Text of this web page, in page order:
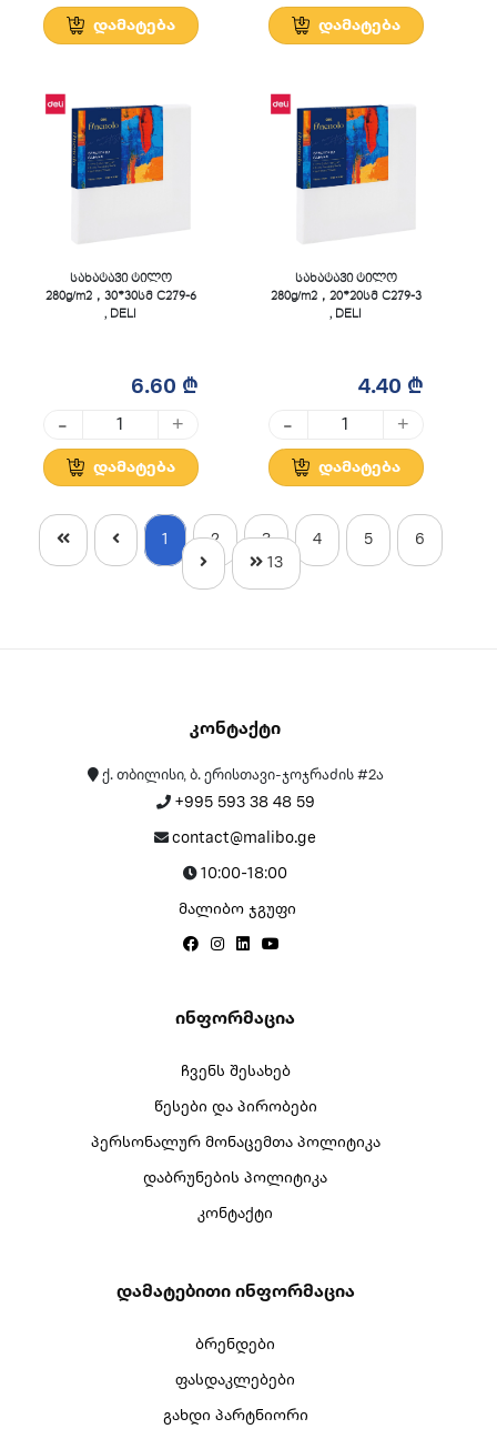
დამატება დამატება
სახატავი ტილო
280g/m2，30*30სმ C279-6
, DELI
6.60 ₾
- +
დამატება
სახატავი ტილო
280g/m2，20*20სმ C279-3
, DELI
4.40 ₾
- +
დამატება
1 2 3 4 5
6
13
Კონტაქტი
ქ. თბილისი, ბ. ერისთავი-ჯოჯრაძის #2ა
+995 593 38 48 59
contact@malibo.ge
10:00-18:00
მალიბო ჯგუფი
Ინფორმაცია
ჩვენს შესახებ
წესები და პირობები
პერსონალურ მონაცემთა პოლიტიკა
დაბრუნების პოლიტიკა
კონტაქტი
Დამატებითი Ინფორმაცია
ბრენდები
ფასდაკლებები
გახდი პარტნიორი